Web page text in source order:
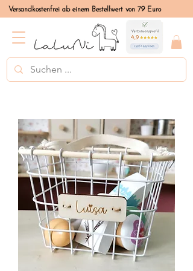
Versandkostenfrei ab einem Bestellwert von 79 Euro